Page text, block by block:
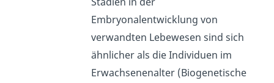
Embryonalentwicklung von
verwandten Lebewesen sind sich
ähnlicher als die Individuen im
Erwachsenenalter (Biogenetische